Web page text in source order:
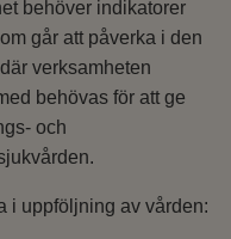
behöver indikatorer
går att påverka i den
verksamheten
behövas för att ge
och
i uppföljning av vården: